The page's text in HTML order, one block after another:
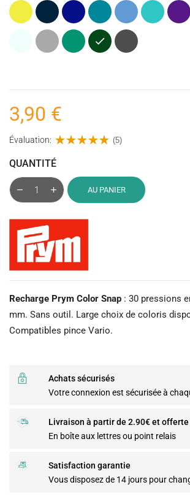
Jaune Bleu
marine
Bleu
cobalt
Pétrole
(Bleu)
Bleu
Bleu
turquoise
Violet
Transparent
Gris
Vert
émeraude
Vert
Anglais
Gris
foncé
3,90 €
Évaluation: (5)
QUANTITÉ
AU PANIER
Recharge Prym Color Snap : 30 pressions
mm. Sans outil. Large choix de coloris
Compatibles pince Vario.
Achats sécurisés
Votre connexion est sécurisée à
Livraison à partir de 2.90€ et
En boîte aux lettres ou point relais
Satisfaction garantie
Vous disposez de 14 jours pour